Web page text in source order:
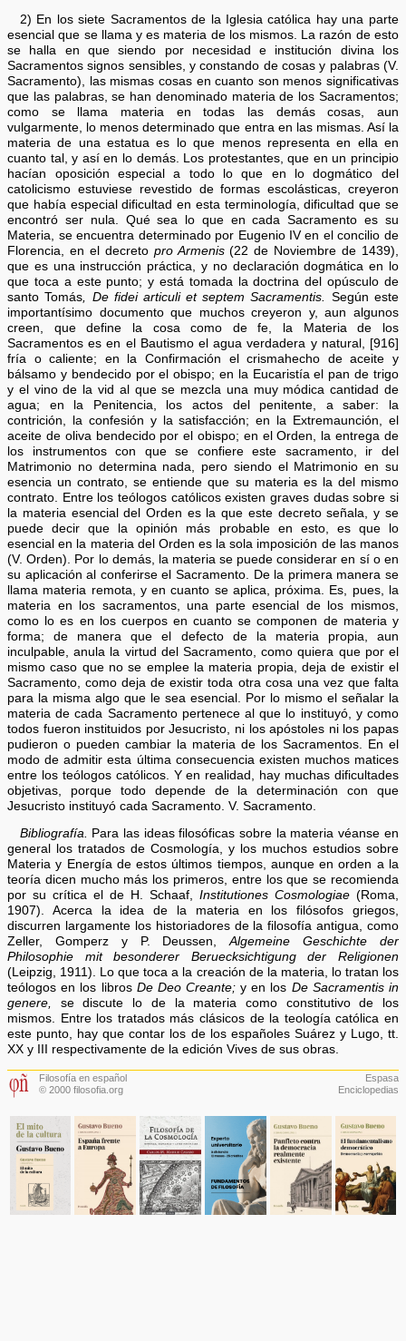
2) En los siete Sacramentos de la Iglesia católica hay una parte
esencial que se llama y es materia de los mismos. La razón de esto
se halla en que siendo por necesidad e institución divina los
Sacramentos signos sensibles, y constando de cosas y palabras (V.
Sacramento), las mismas cosas en cuanto son menos significativas
que las palabras, se han denominado materia de los Sacramentos;
como se llama materia en todas las demás cosas, aun
vulgarmente, lo menos determinado que entra en las mismas. Así la
materia de una estatua es lo que menos representa en ella en
cuanto tal, y así en lo demás. Los protestantes, que en un principio
hacían oposición especial a todo lo que en lo dogmático del
catolicismo estuviese revestido de formas escolásticas, creyeron
que había especial dificultad en esta terminología, dificultad que se
encontró ser nula. Qué sea lo que en cada Sacramento es su
Materia, se encuentra determinado por Eugenio IV en el concilio de
Florencia, en el decreto pro Armenis(22 de Noviembre de 1439),
que es una instrucción práctica, y no declaración dogmática en lo
que toca a este punto; y está tomada la doctrina del opúsculo de
santo Tomás , De fidei articuli et septem Sacramentis.
Según este
importantísimo documento que muchos creyeron y, aun algunos
creen, que define la cosa como de fe, la Materia de los
Sacramentos es en el Bautismo el agua verdadera y natural, [916]
fría o caliente; en la Confirmación el crismahecho de aceite y
bálsamo y bendecido por el obispo; en la Eucaristía el pan de trigo
y el vino de la vid al que se mezcla una muy módica cantidad de
agua; en la Penitencia, los actos del penitente, a saber: la
contrición, la confesión y la satisfacción; en la Extremaunción, el
aceite de oliva bendecido por el obispo; en el Orden, la entrega de
los instrumentos con que se confiere este sacramento, ir del
Matrimonio no determina nada, pero siendo el Matrimonio en su
esencia un contrato, se entiende que su materia es la del mismo
contrato. Entre los teólogos católicos existen graves dudas sobre si
la materia esencial del Orden es la que este decreto señala, y se
puede decir que la opinión más probable en esto, es que lo
esencial en la materia del Orden es la sola imposición de las manos
(V. Orden). Por lo demás, la materia se puede considerar en sí o en
su aplicación al conferirse el Sacramento. De la primera manera se
llama materia remota, y en cuanto se aplica, próxima. Es, pues, la
materia en los sacramentos, una parte esencial de los mismos,
como lo es en los cuerpos en cuanto se componen de materia y
forma; de manera que el defecto de la materia propia, aun
inculpable, anula la virtud del Sacramento, como quiera que por el
mismo caso que no se emplee la materia propia, deja de existir el
Sacramento, como deja de existir toda otra cosa una vez que falta
para la misma algo que le sea esencial. Por lo mismo el señalar la
materia de cada Sacramento pertenece al que lo instituyó, y como
todos fueron instituidos por Jesucristo, ni los apóstoles ni los papas
pudieron o pueden cambiar la materia de los Sacramentos. En el
modo de admitir esta última consecuencia existen muchos matices
entre los teólogos católicos. Y en realidad, hay muchas dificultades
objetivas, porque todo depende de la determinación con que
Jesucristo instituyó cada Sacramento. V. Sacramento.
Bibliografía. Para las ideas filosóficas sobre la materia véanse en
general los tratados de Cosmología, y los muchos estudios sobre
Materia y Energía de estos últimos tiempos, aunque en orden a la
teoría dicen mucho más los primeros, entre los que se recomienda
por su crítica el de H. Schaaf, Institutiones Cosmologiae(Roma,
1907). Acerca la idea de la materia en los filósofos griegos,
discurren largamente los historiadores de la filosofía antigua, como
Zeller, Gomperz y P. Deussen,Algemeine Geschichte der
Philosophie mit besonderer Beruecksichtigung der
Religionen
(Leipzig, 1911). Lo que toca a la creación de la materia, lo tratan los
teólogos en los libros De Deo Creante; y en los De Sacramentis in
genere, se discute lo de la materia como constitutivo de los
mismos. Entre los tratados más clásicos de la teología católica en
este punto, hay que contar los de los españoles Suárez y Lugo, tt.
XX y III respectivamente de la edición Vives de sus obras.
Filosofía en español
© 2000 filosofia.org
Espasa
Enciclopedias